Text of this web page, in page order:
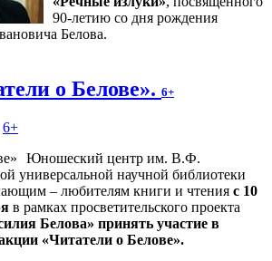
90-летию со дня рождения
Белова.
о Белове». 6+
6+
Юношеский центр им. В.Ф.
универсальной научной библиотеки
– любителям книги и чтения с 10
в рамках просветительского проекта
Белова» принять участие в
«Читатели о Белове».